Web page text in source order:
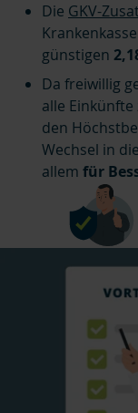
Die GKV-
günstigen
Da freiwillig
alle
den
Wechsel in die
allem für